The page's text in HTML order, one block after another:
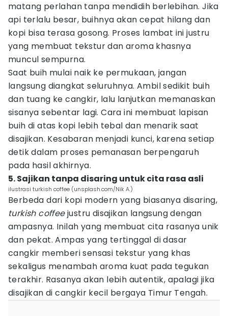
matang perlahan tanpa mendidih berlebihan. Jika
api terlalu besar, buihnya akan cepat hilang dan
kopi bisa terasa gosong. Proses lambat ini justru
yang membuat tekstur dan aroma khasnya
muncul sempurna.
Saat buih mulai naik ke permukaan, jangan
langsung diangkat seluruhnya. Ambil sedikit buih
dan tuang ke cangkir, lalu lanjutkan memanaskan
sisanya sebentar lagi. Cara ini membuat lapisan
buih di atas kopi lebih tebal dan menarik saat
disajikan. Kesabaran menjadi kunci, karena setiap
detik dalam proses pemanasan berpengaruh
pada hasil akhirnya.
5. Sajikan tanpa disaring untuk cita rasa asli
ilustrasi turkish coffee (unsplash.com/Nik A.)
Berbeda dari kopi modern yang biasanya disaring,
turkish coffeejustru disajikan langsung dengan
ampasnya. Inilah yang membuat cita rasanya unik
dan pekat. Ampas yang tertinggal di dasar
cangkir memberi sensasi tekstur yang khas
sekaligus menambah aroma kuat pada tegukan
terakhir. Rasanya akan lebih autentik, apalagi jika
disajikan di cangkir kecil bergaya Timur Tengah.